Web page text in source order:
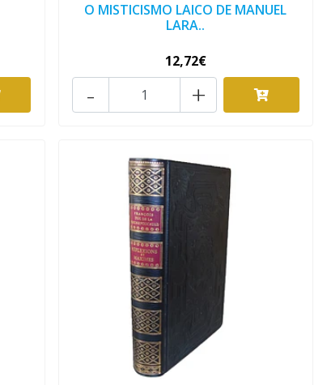
O MISTICISMO LAICO DE MANUEL
LARA..
12,72€
+
-